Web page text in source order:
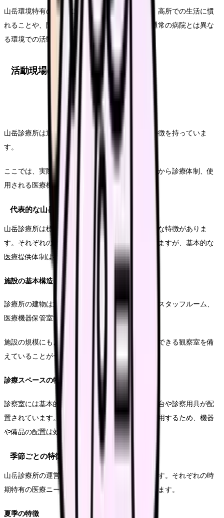
山岳環境特有の課題に対応する能力が必要です。高所での生活に慣
れることや、限られた設備での医療提供など、通常の病院とは異な
る環境での活動に適応する能力が求められます。
活動現場の詳細解説
山岳診療所は通常の医療施設とは大きく異なる特徴を持っていま
す。
ここでは、実際の活動現場について、施設の特徴から診療体制、使
用される医療機器まで、詳しくご説明します。
代表的な山岳診療所の特徴
山岳診療所は標高や地理的条件によってさまざまな特徴がありま
す。それぞれの施設によって規模や設備が異なりますが、基本的な
医療提供体制は共通しています。
施設の基本構造
診療所の建物は通常、診察室、処置室、観察室、スタッフルーム、
医療機器保管室で構成されています。
施設の規模にもよりますが、2〜3名の患者を収容できる観察室を備
えていることが一般的です。
診療スペースの特徴
診察室には基本的な診療設備が整っており、処置台や診察用具が配
置されています。限られたスペースを最大限に活用するため、機器
や備品の配置は効率的に工夫されています。
季節ごとの特徴と対応
山岳診療所の運営は季節によって大きく変化します。それぞれの時
期特有の医療ニーズに対応できる体制を整えています。
夏季の特徴